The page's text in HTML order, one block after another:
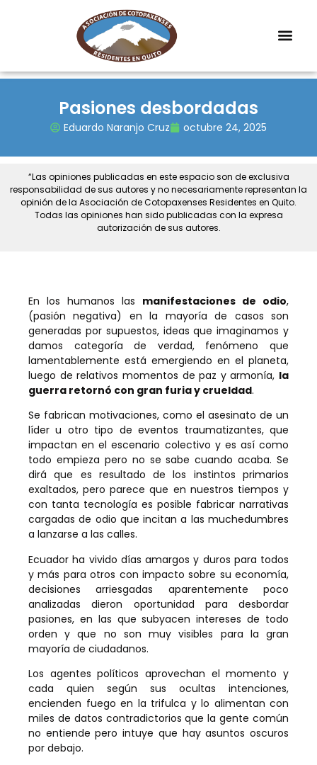
Pasiones desbordadas
Eduardo Naranjo Cruz octubre 24, 2025
“Las opiniones publicadas en este espacio son de exclusiva
responsabilidad de sus autores y no necesariamente representan la
opinión de la Asociación de Cotopaxenses Residentes en Quito.
Todas las opiniones han sido publicadas con la expresa
autorización de sus autores.
En los humanos las manifestaciones de odio,
(pasión negativa) en la mayoría de casos son
generadas por supuestos, ideas que imaginamos y
damos categoría de verdad, fenómeno que
lamentablemente está emergiendo en el planeta,
luego de relativos momentos de paz y armonía, la
guerra retornó con gran furia y crueldad.
Se fabrican motivaciones, como el asesinato de un
líder u otro tipo de eventos traumatizantes, que
impactan en el escenario colectivo y es así como
todo empieza pero no se sabe cuando acaba. Se
dirá que es resultado de los instintos primarios
exaltados, pero parece que en nuestros tiempos y
con tanta tecnología es posible fabricar narrativas
cargadas de odio que incitan a las muchedumbres
a lanzarse a las calles.
Ecuador ha vivido días amargos y duros para todos
y más para otros con impacto sobre su economía,
decisiones arriesgadas aparentemente poco
analizadas dieron oportunidad para desbordar
pasiones, en las que subyacen intereses de todo
orden y que no son muy visibles para la gran
mayoría de ciudadanos.
Los agentes políticos aprovechan el momento y
cada quien según sus ocultas intenciones,
encienden fuego en la trifulca y lo alimentan con
miles de datos contradictorios que la gente común
no entiende pero intuye que hay asuntos oscuros
por debajo.